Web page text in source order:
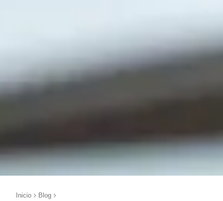
Inicio Blog